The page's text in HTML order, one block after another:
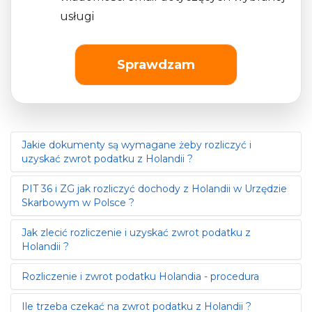
usługi
Sprawdzam
Jakie dokumenty są wymagane żeby rozliczyć i
uzyskać zwrot podatku z Holandii ?
Żeby wykonać rozliczenie i uzyskać zwrot podatku z
Holandii potrzebne ci będą następujące dokumenty:
holednerskiego pracodawcy / świadczeniodawcy
Jaaropgaaf>zobacz wzóralbo
Jaaropgave >zobacz wzóralbo
Salaris>zobacz wzór
PIT 36 i ZG jak rozliczyć dochody z Holandii w Urzędzie
Skarbowym w Polsce ?
PIT 36 i PIT ZG
Osoby, które pracowały na terenie Holandii lub
otrzymywaływ tym kraju jakieś świadczenie, mają
obowiazek rozliczyć dochody z Holandii w Polsce,
składając w Urzędzie Skarbowym deklarację podatkową
Jak zlecić rozliczenie i uzyskać zwrot podatku z
Holandii ?
Rozliczenie i uzyskanie zwrotu podatku z
Holandii możesz zlecić nam na dwa sposoby.
Rozliczenie i zwrot podatku Holandia - procedura
KROK 1 - weryfikacja dokumentów.
Ile trzeba czekać na zwrot podatku z Holandii ?